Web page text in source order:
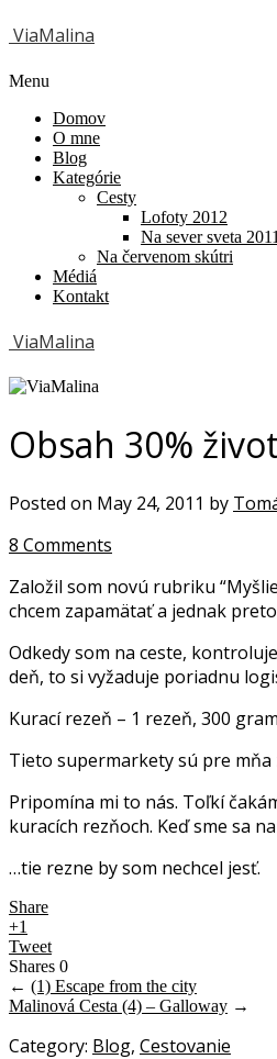
ViaMalina
Menu
Domov
O mne
Blog
Kategórie
Cesty
Lofoty 2012
Na sever sveta 2011
Na červenom skútri
Médiá
Kontakt
ViaMalina
Obsah 30%
Posted on May 24, 2011 by
8 Comments
Založil som novú rubriku
chcem zapamätať a jednak
Odkedy som na ceste,
deň, to si vyžaduje poriadnu
Kurací rezeň – 1 rezeň, 300
Tieto supermarkety sú pre mňa
Pripomína mi to nás. Toľkí
kuracích rezňoch. Keď sme sa
…tie rezne by som nechcel jesť.
Share
+1
Tweet
Shares 0
← (1) Escape from the city
Malinová Cesta (4) – Galloway →
Category: Blog, Cestovanie